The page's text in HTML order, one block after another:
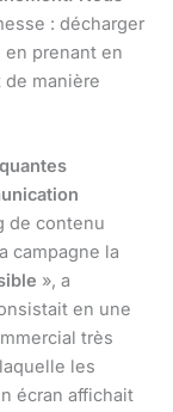
: décharger
en prenant en
manière
de contenu
campagne la
», a
en une
très
les
écran affichait